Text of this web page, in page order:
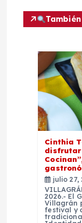
a
Cinthia
disfrutar
julio 27,
2026.- El
Villagrán
festival y